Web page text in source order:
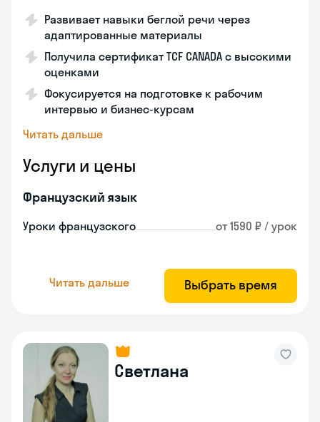
Развивает навыки беглой речи через
адаптированные материалы
Получила сертификат TCF CANADA с высокими
оценками
Фокусируется на подготовке к рабочим
интервью и бизнес-курсам
Читать дальше
Услуги и цены
Французский язык
Уроки французского от 1590 ₽ / урок
Читать дальше Выбрать время
Светлана